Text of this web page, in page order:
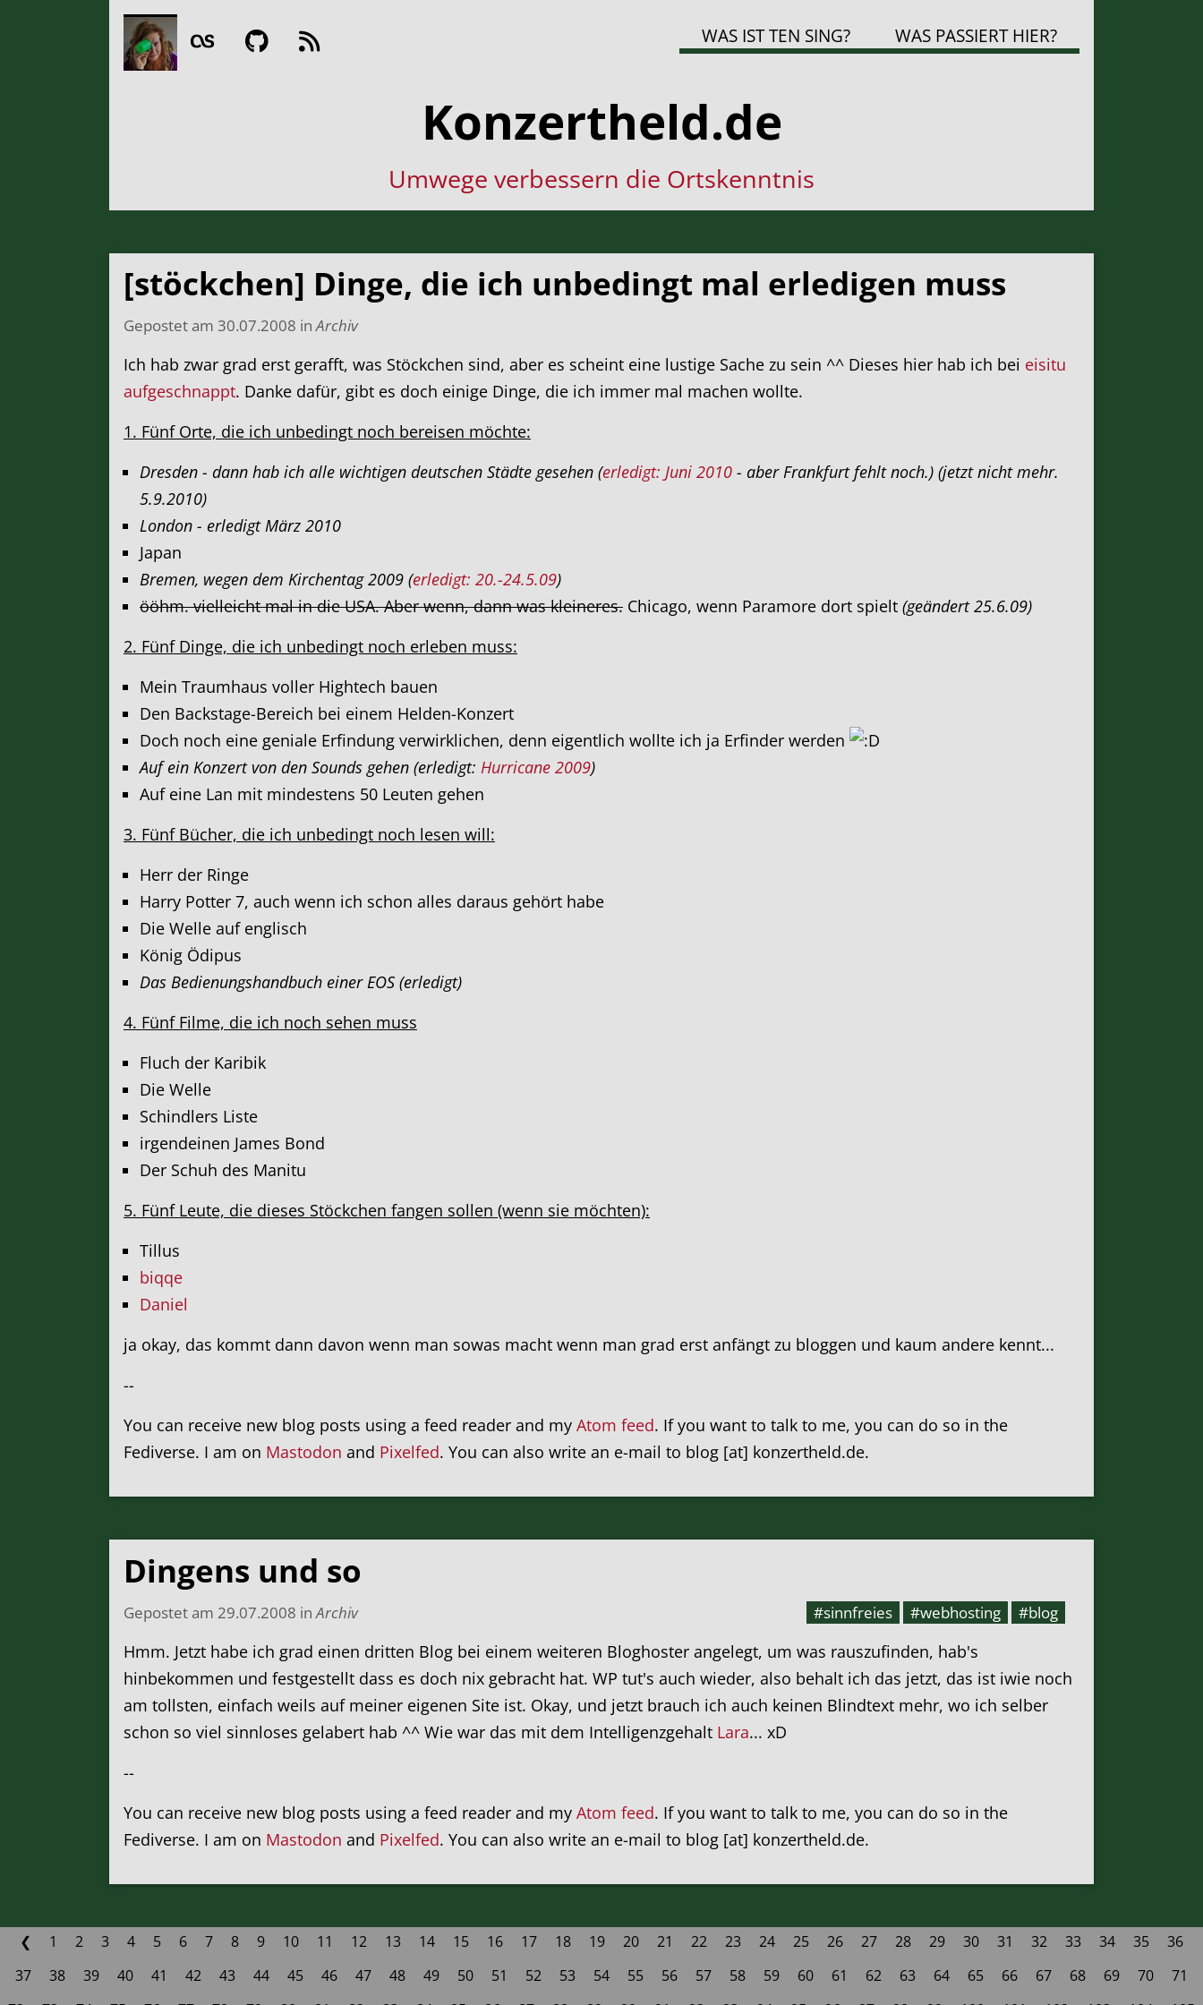
WAS IST TEN SING? WAS PASSIERT HIER?
Konzertheld.de
Umwege verbessern die Ortskenntnis
[stöckchen] Dinge, die ich unbedingt mal erledigen muss
Gepostet am 30.07.2008 inArchiv
Ich hab zwar grad erst gerafft, was Stöckchen sind, aber es scheint eine lustige Sache zu sein ^^ Dieses hier hab ich bei eisitu
aufgeschnappt. Danke dafür, gibt es doch einige Dinge, die ich immer mal machen wollte.
1. Fünf Orte, die ich unbedingt noch bereisen möchte:
Dresden - dann hab ich alle wichtigen deutschen Städte gesehen (erledigt: Juni 2010 - aber Frankfurt fehlt noch.) (jetzt nicht mehr.
5.9.2010)
London - erledigt März 2010
Japan
Bremen, wegen dem Kirchentag 2009 (erledigt: 20.-24.5.09)
ööhm. vielleicht mal in die USA. Aber wenn, dann was kleineres. Chicago, wenn Paramore dort spielt (geändert 25.6.09)
2. Fünf Dinge, die ich unbedingt noch erleben muss:
Mein Traumhaus voller Hightech bauen
Den Backstage-Bereich bei einem Helden-Konzert
Doch noch eine geniale Erfindung verwirklichen, denn eigentlich wollte ich ja Erfinder werden
Auf ein Konzert von den Sounds gehen (erledigt: Hurricane 2009)
Auf eine Lan mit mindestens 50 Leuten gehen
3. Fünf Bücher, die ich unbedingt noch lesen will:
Herr der Ringe
Harry Potter 7, auch wenn ich schon alles daraus gehört habe
Die Welle auf englisch
König Ödipus
Das Bedienungshandbuch einer EOS (erledigt)
4. Fünf Filme, die ich noch sehen muss
Fluch der Karibik
Die Welle
Schindlers Liste
irgendeinen James Bond
Der Schuh des Manitu
5. Fünf Leute, die dieses Stöckchen fangen sollen (wenn sie möchten):
Tillus
biqqe
Daniel
ja okay, das kommt dann davon wenn man sowas macht wenn man grad erst anfängt zu bloggen und kaum andere kennt...
--
You can receive new blog posts using a feed reader and my Atom feed. If you want to talk to me, you can do so in the
Fediverse. I am on Mastodon and Pixelfed. You can also write an e-mail to blog [at] konzertheld.de.
Dingens und so
Gepostet am 29.07.2008 in Archiv #sinnfreies #webhosting
#blog
Hmm. Jetzt habe ich grad einen dritten Blog bei einem weiteren Bloghoster angelegt, um was rauszufinden, hab's
hinbekommen und festgestellt dass es doch nix gebracht hat. WP tut's auch wieder, also behalt ich das jetzt, das ist iwie noch
am tollsten, einfach weils auf meiner eigenen Site ist. Okay, und jetzt brauch ich auch keinen Blindtext mehr, wo ich selber
schon so viel sinnloses gelabert hab ^^ Wie war das mit dem Intelligenzgehalt Lara... xD
--
You can receive new blog posts using a feed reader and my Atom feed. If you want to talk to me, you can do so in the
Fediverse. I am on Mastodon and Pixelfed. You can also write an e-mail to blog [at] konzertheld.de.
❮ 1 2 3 4 5 6 7 8 9 10 11 12 13 14 15 16 17 18 19 20 21 22 23 24 25 26 27 28 29 30 31 32 33 34 35
36
37
38 39 40 41 42 43 44 45 46 47 48 49 50 51 52 53 54 55 56 57 58 59 60 61 62 63 64 65 66 67 68 69 70
71